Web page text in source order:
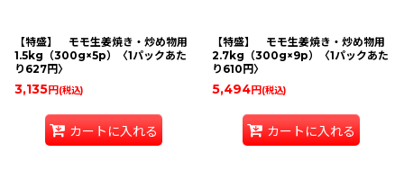
【特盛】 モモ生姜焼き・炒め物用
1.5kg（300g×5p）〈1パックあた
り627円〉
3,135円 (税込)
カートに入れる
【特盛】 モモ生姜焼き・炒め物用
2.7kg（300g×9p）〈1パックあた
り610円〉
5,494円 (税込)
カートに入れる